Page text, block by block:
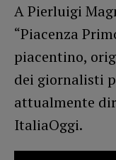
A Pierluigi
“Piacenza
piacentino,
dei giornalisti
attualmente
ItaliaOggi.